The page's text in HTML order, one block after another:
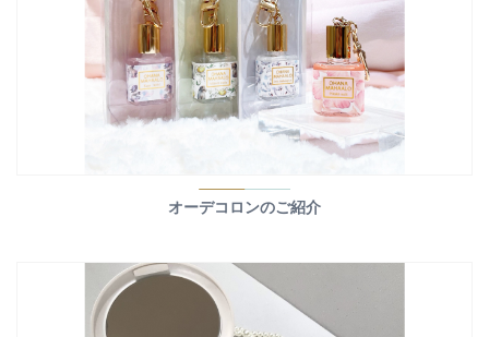
オーデコロンのご紹介